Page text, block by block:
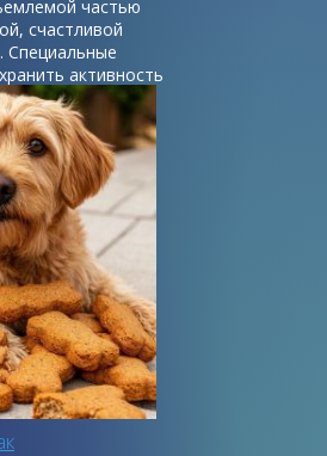
частью
счастливой
Специальные
активность